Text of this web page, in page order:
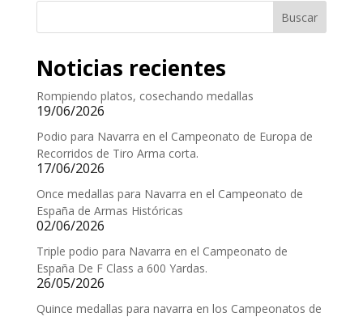
Buscar
Noticias recientes
Rompiendo platos, cosechando medallas
19/06/2026
Podio para Navarra en el Campeonato de Europa de
Recorridos de Tiro Arma corta.
17/06/2026
Once medallas para Navarra en el Campeonato de
España de Armas Históricas
02/06/2026
Triple podio para Navarra en el Campeonato de
España De F Class a 600 Yardas.
26/05/2026
Quince medallas para navarra en los Campeonatos de